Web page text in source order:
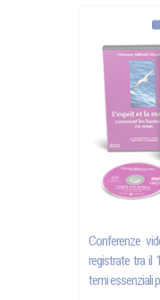
Conferenze
registrate tra il
temi essenziali